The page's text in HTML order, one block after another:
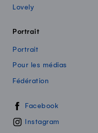
Lovely
Portrait
Portrait
Pour les médias
Fédération
Swissmilk sur les
Facebook
Instagram